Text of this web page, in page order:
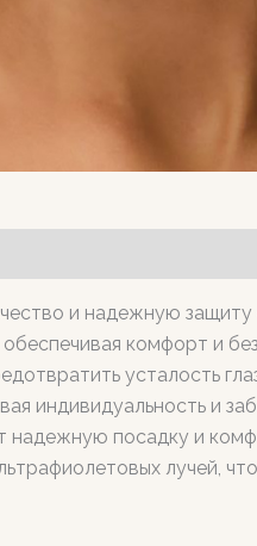
и надежную
комфорт и
усталость
индивидуальность и
посадку и
лучей,